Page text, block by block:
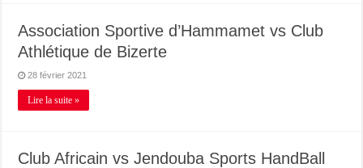
Association Sportive d’Hammamet vs Club
Athlétique de Bizerte
28 février 2021
Lire la suite »
Club Africain vs Jendouba Sports HandBall